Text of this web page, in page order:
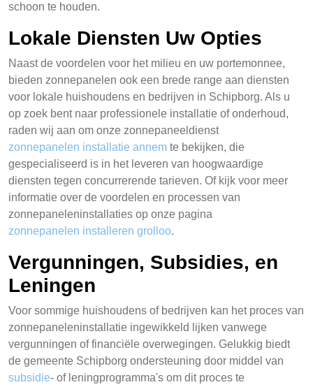
schoon te houden.
Lokale Diensten Uw Opties
Naast de voordelen voor het milieu en uw portemonnee,
bieden zonnepanelen ook een brede range aan diensten
voor lokale huishoudens en bedrijven in Schipborg. Als u
op zoek bent naar professionele installatie of onderhoud,
raden wij aan om onze zonnepaneeldienst
zonnepanelen installatie annem te bekijken, die
gespecialiseerd is in het leveren van hoogwaardige
diensten tegen concurrerende tarieven. Of kijk voor meer
informatie over de voordelen en processen van
zonnepaneleninstallaties op onze pagina
zonnepanelen installeren grolloo.
Vergunningen, Subsidies, en
Leningen
Voor sommige huishoudens of bedrijven kan het proces van
zonnepaneleninstallatie ingewikkeld lijken vanwege
vergunningen of financiële overwegingen. Gelukkig biedt
de gemeente Schipborg ondersteuning door middel van
subsidie- of leningprogramma's om dit proces te